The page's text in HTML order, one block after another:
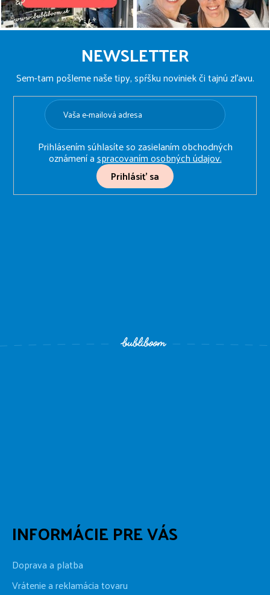
Z
NEWSLETTER
Sem-tam pošleme naše tipy, spŕšku noviniek či tajnú zľavu.
Prihlásením súhlasíte so zasielaním obchodných
oznámení aspracovaním osobných údajov.
Prihlásiť sa
INFORMÁCIE PRE VÁS
Doprava a platba
Vrátenie a reklamácia tovaru